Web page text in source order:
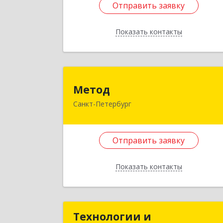
Отправить заявку
Показать контактыПодробнее
Метод
Санкт-Петербург
Отправить заявку
Показать контакты
195009, Санкт-Петербург г,
Подробнее
Отправить заявку
Назад
Технологии иТехнологии и